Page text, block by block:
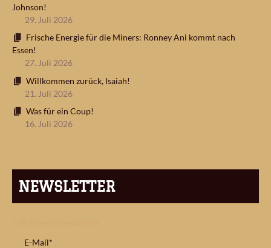
Johnson!
29. Juli 2026
Frische Energie für die Miners: Ronney Ani kommt nach
Essen!
27. Juli 2026
Willkommen zurück, Isaiah!
21. Juli 2026
Was für ein Coup!
16. Juli 2026
NEWSLETTER
E-Mail*